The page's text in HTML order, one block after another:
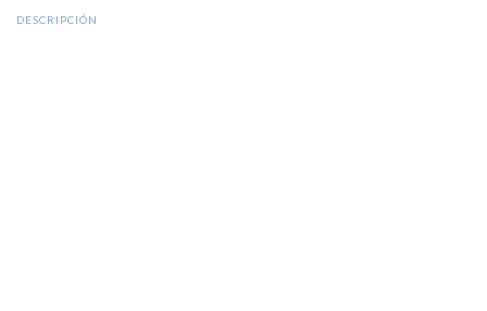
DESCRIPCIÓN